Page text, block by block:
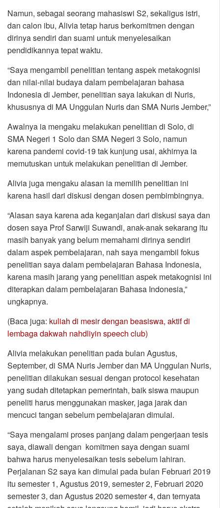
Namun, sebagai seorang mahasiswi S2, sekaligus istri,
dan calon ibu, Alivia tetap harus berkomitmen dengan
dirinya sendiri dan suami untuk menyelesaikan
pendidikannya tepat waktu.
“Saya mengambil penelitian tentang aspek metakognisi
dan nilai-nilai budaya dalam pembelajaran bahasa
Indonesia di Jember, penelitian saya lakukan di Nuris,
khususnya di MA Unggulan Nuris dan SMA Nuris Jember,”
Awalnya ia mengaku melakukan penelitian di Solo, di
SMA Negeri 1 Solo dan SMA Negeri 3 Solo, namun
karena pandemi covid-19 tak kunjung usai, akhirnya ia
memutuskan untuk melakukan penelitian di Jember.
Alivia juga mengaku alasan ia memilih penelitian ini
karena hasil dari diskusi dengan dosen pembimbingnya.
“Alasan saya karena ada keganjalan dari diskusi saya dan
dosen saya Prof Sarwiji Suwandi, anak-anak sekarang itu
masih banyak yang belum memahami dirinya sendiri
dalam aspek pembelajaran, nah saya mengambil fokus
penelitian saya dalam pembelajaran Bahasa Indonesia,
karena masih jarang yang penelitian aspek metakognisi ini
diterapkan dalam pembelajaran Bahasa Indonesia,”
ungkapnya.
(Baca juga: kuliah di mesir dengan beasiswa, aktif di
lembaga dakwah nahdliyin speech club)
Alivia melakukan penelitian pada bulan Agustus,
September, di SMA Nuris Jember dan MA Unggulan Nuris,
penelitian dilakukan sesuai dengan protocol kesehatan
yang sudah ditetapkan pemerintah, baik siswa maupun
peneliti harus menggunakan masker, jaga jarak dan
mencuci tangan sebelum pembelajaran dimulai.
“Saya mengalami proses panjang dalam pengerjaan tesis
saya, diawali dengan komitmen saya dengan suami
bahwa harus menyelesaikan tesis sebelum lahiran.
Perjalanan S2 saya kan dimulai pada bulan Februari 2019
itu semester 1, Agustus 2019, semester 2, Februari 2020
semester 3, dan Agustus 2020 semester 4, dan ternyata